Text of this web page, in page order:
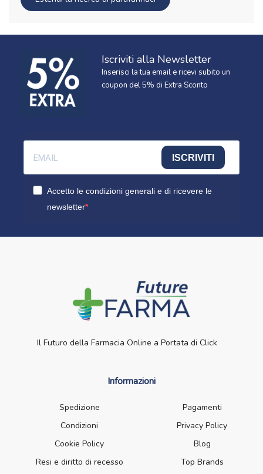
Iscriviti alla Newsletter
Inserisci la tua email e ricevi subito un
coupon del 5% di Extra Sconto
ISCRIVITI
Accetto le condizioni generali e di ricevere le
newsletter
Il Futuro della Farmacia Online a Portata di Click
Informazioni
Spedizione
Pagamenti
Condizioni
Privacy Policy
Cookie Policy
Blog
Resi e diritto di recesso
Top Brands